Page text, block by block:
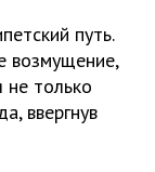
путь.
возмущение,
не только
ввергнув